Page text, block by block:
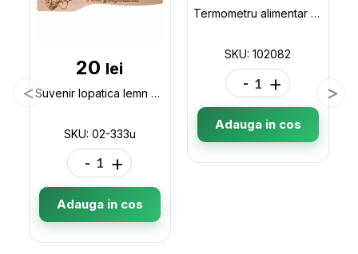
20 lei
Suvenir lopatica lemn de bucatarie 30cm 02-333u
SKU: 02-333u
- +
Adauga in cos
Termometru alimentar (102082) forma pix 102082
SKU: 102082
- +
Adauga in cos